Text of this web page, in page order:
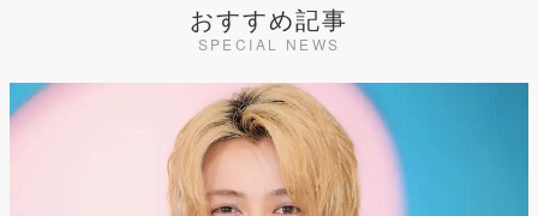
おすすめ記事
SPECIAL NEWS